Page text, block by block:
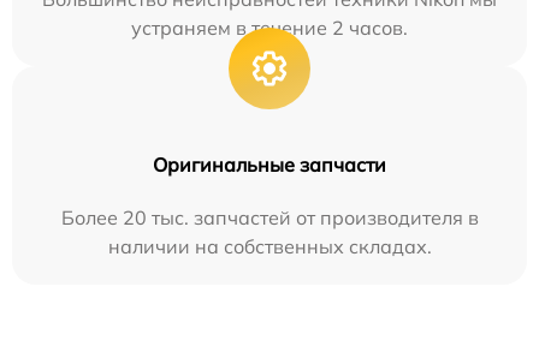
устраняем в течение 2 часов.
Оригинальные запчасти
Более 20 тыс. запчастей от производителя в
наличии на собственных складах.